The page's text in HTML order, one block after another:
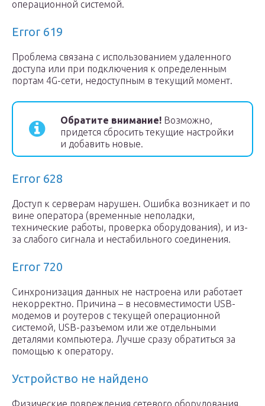
операционной системой.
Error 619
Проблема связана с использованием удаленного
доступа или при подключения к определенным
портам 4G-сети, недоступным в текущий момент.
Обратите внимание! Возможно,
придется сбросить текущие настройки
и добавить новые.
Error 628
Доступ к серверам нарушен. Ошибка возникает и по
вине оператора (временные неполадки,
технические работы, проверка оборудования), и из-
за слабого сигнала и нестабильного соединения.
Error 720
Синхронизация данных не настроена или работает
некорректно. Причина – в несовместимости USB-
модемов и роутеров с текущей операционной
системой, USB-разъемом или же отдельными
деталями компьютера. Лучше сразу обратиться за
помощью к оператору.
Устройство не найдено
Физические повреждения сетевого оборудования,